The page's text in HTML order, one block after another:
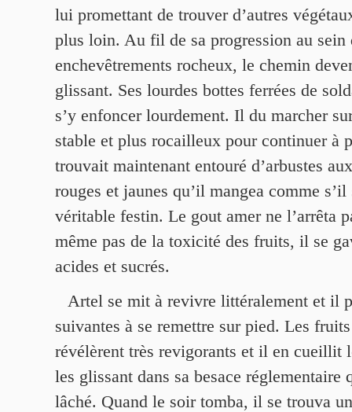
lui promettant de trouver d’autres
plus loin. Au fil de sa progression au sein
enchevêtrements rocheux, le chemin
glissant. Ses lourdes bottes ferrées de
s’y enfoncer lourdement. Il du marcher
stable et plus rocailleux pour continuer à
trouvait maintenant entouré d’arbustes
rouges et jaunes qu’il mangea comme s’il
véritable festin. Le gout amer ne l’arrêta
même pas de la toxicité des fruits, il se
acides et sucrés.
Artel se mit à revivre littéralement et il
suivantes à se remettre sur pied. Les
révélèrent très revigorants et il en cueillit
les glissant dans sa besace réglementaire
lâché. Quand le soir tomba, il se trouva